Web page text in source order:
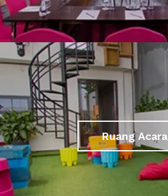
Ruang Acara